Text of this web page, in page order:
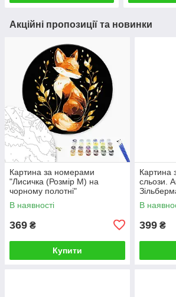
Акційні пропозиції та новинки
Картина за номерами
"Лисичка (Розмір М) на
чорному полотні"
RCB00126М 30
В наявності
369 ₴
Купити
Картина
сльози.
В
399 ₴